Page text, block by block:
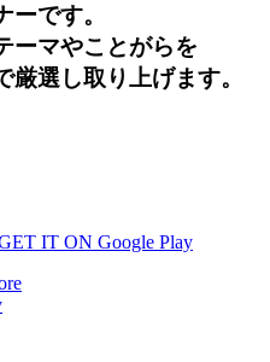
です。
ーマやことがらを
厳選し取り上げます。